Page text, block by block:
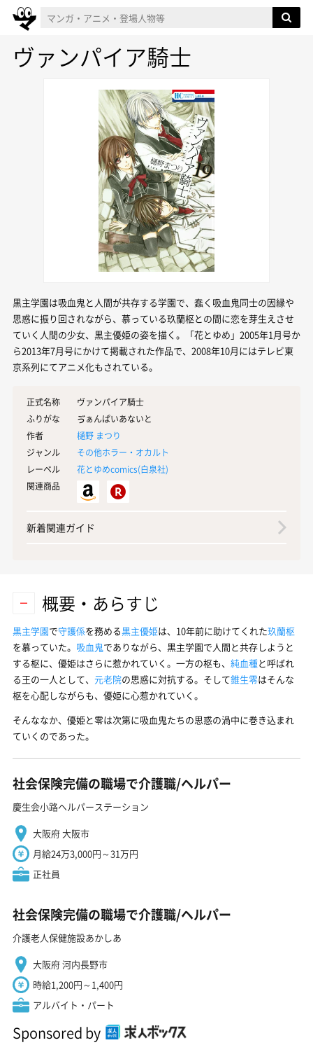
ヴァンパイア騎士
黒主学園は吸血鬼と人間が共存する学園で、蠢く吸血鬼同士の因縁や
思惑に振り回されながら、慕っている玖蘭枢との間に恋を芽生えさせ
ていく人間の少女、黒主優姫の姿を描く。「花とゆめ」2005年1月号か
ら2013年7月号にかけて掲載された作品で、2008年10月にはテレビ東
京系列にてアニメ化もされている。
正式名称
ヴァンパイア騎士
ふりがな
ゔぁんぱいあないと
作者
樋野 まつり
ジャンル
その他ホラー・オカルト
レーベル
花とゆめcomics(白泉社)
関連商品
新着関連ガイド
概要・あらすじ
黒主学園で守護係を務める黒主優姫は、10年前に助けてくれた玖蘭枢
を慕っていた。 吸血鬼でありながら、黒主学園で人間と共存しようと
する枢に、優姫はさらに惹かれていく。一方の枢も、 純血種と呼ばれ
る王の一人として、 元老院の思惑に対抗する。そして錐生零はそんな
枢を心配しながらも、優姫に心惹かれていく。
そんななか、優姫と零は次第に吸血鬼たちの思惑の渦中に巻き込まれ
ていくのであった。
社会保険完備の職場で介護職/ヘルパー
慶生会小路ヘルパーステーション
大阪府 大阪市
月給24万3,000円～31万円
正社員
社会保険完備の職場で介護職/ヘルパー
介護老人保健施設あかしあ
大阪府 河内長野市
時給1,200円～1,400円
アルバイト・パート
Sponsored by